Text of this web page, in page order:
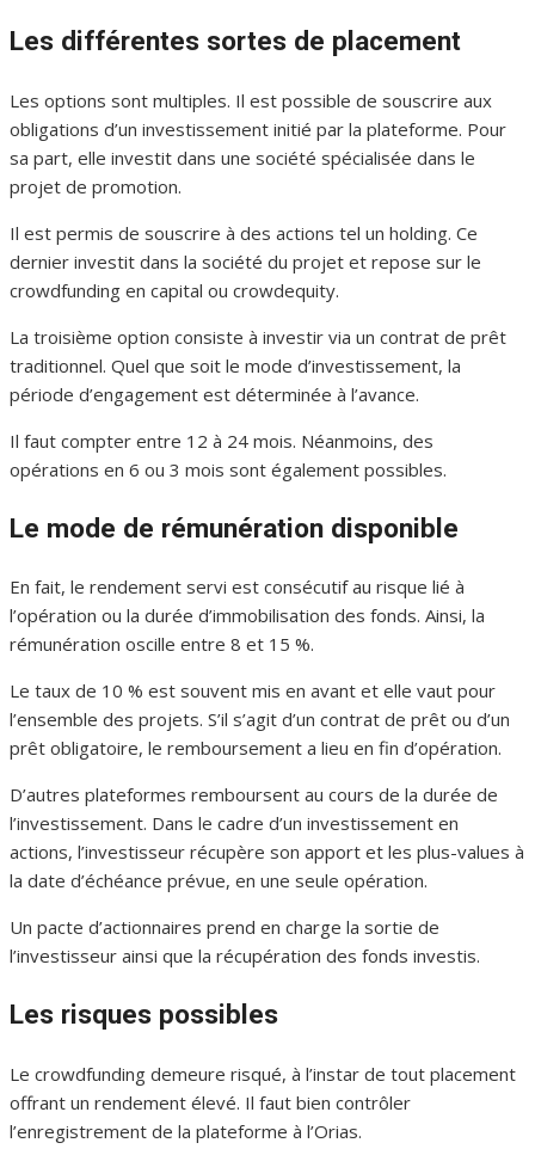
Les différentes sortes de placement
Les options sont multiples. Il est possible de souscrire aux
obligations d’un investissement initié par la plateforme. Pour
sa part, elle investit dans une société spécialisée dans le
projet de promotion.
Il est permis de souscrire à des actions tel un holding. Ce
dernier investit dans la société du projet et repose sur le
crowdfunding en capital ou crowdequity.
La troisième option consiste à investir via un contrat de prêt
traditionnel. Quel que soit le mode d’investissement, la
période d’engagement est déterminée à l’avance.
Il faut compter entre 12 à 24 mois. Néanmoins, des
opérations en 6 ou 3 mois sont également possibles.
Le mode de rémunération disponible
En fait, le rendement servi est consécutif au risque lié à
l’opération ou la durée d’immobilisation des fonds. Ainsi, la
rémunération oscille entre 8 et 15 %.
Le taux de 10 % est souvent mis en avant et elle vaut pour
l’ensemble des projets. S’il s’agit d’un contrat de prêt ou d’un
prêt obligatoire, le remboursement a lieu en fin d’opération.
D’autres plateformes remboursent au cours de la durée de
l’investissement. Dans le cadre d’un investissement en
actions, l’investisseur récupère son apport et les plus-values à
la date d’échéance prévue, en une seule opération.
Un pacte d’actionnaires prend en charge la sortie de
l’investisseur ainsi que la récupération des fonds investis.
Les risques possibles
Le crowdfunding demeure risqué, à l’instar de tout placement
offrant un rendement élevé. Il faut bien contrôler
l’enregistrement de la plateforme à l’Orias.